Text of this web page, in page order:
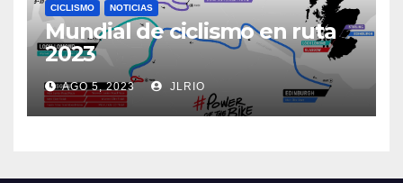
CICLISMO NOTICIAS
Mundial de ciclismo en ruta
2023
AGO 5, 2023 JLRIO